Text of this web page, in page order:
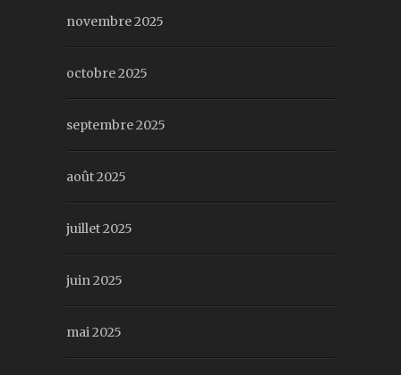
novembre 2025
octobre 2025
septembre 2025
août 2025
juillet 2025
juin 2025
mai 2025